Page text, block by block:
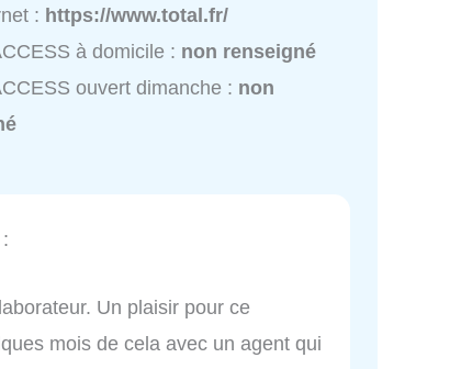
: https://www.total.fr/
à domicile : non renseigné
ouvert dimanche : non
:
Un plaisir pour ce
mois de cela avec un agent qui